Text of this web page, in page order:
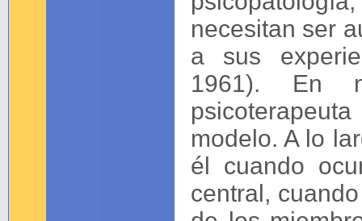
necesitan ser
a sus
1961). En
modelo. A lo
él cuando
central,